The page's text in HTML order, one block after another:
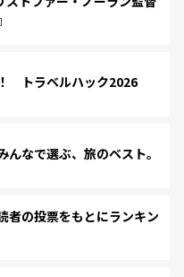
トラベルハック2026
なで選ぶ、旅のベスト。
の投票をもとにランキン